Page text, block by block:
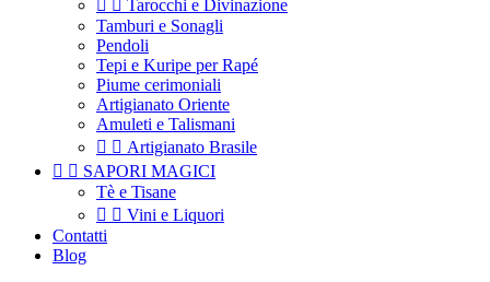
  Tarocchi e Divinazione
Tamburi e Sonagli
Pendoli
Tepi e Kuripe per Rapé
Piume cerimoniali
Artigianato Oriente
Amuleti e Talismani
  Artigianato Brasile
  SAPORI MAGICI
Tè e Tisane
  Vini e Liquori
Contatti
Blog